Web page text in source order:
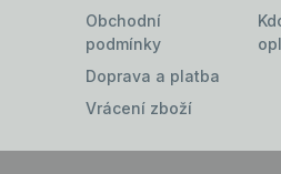
Obchodní
podmínky
Doprava a platba
Vrácení zboží